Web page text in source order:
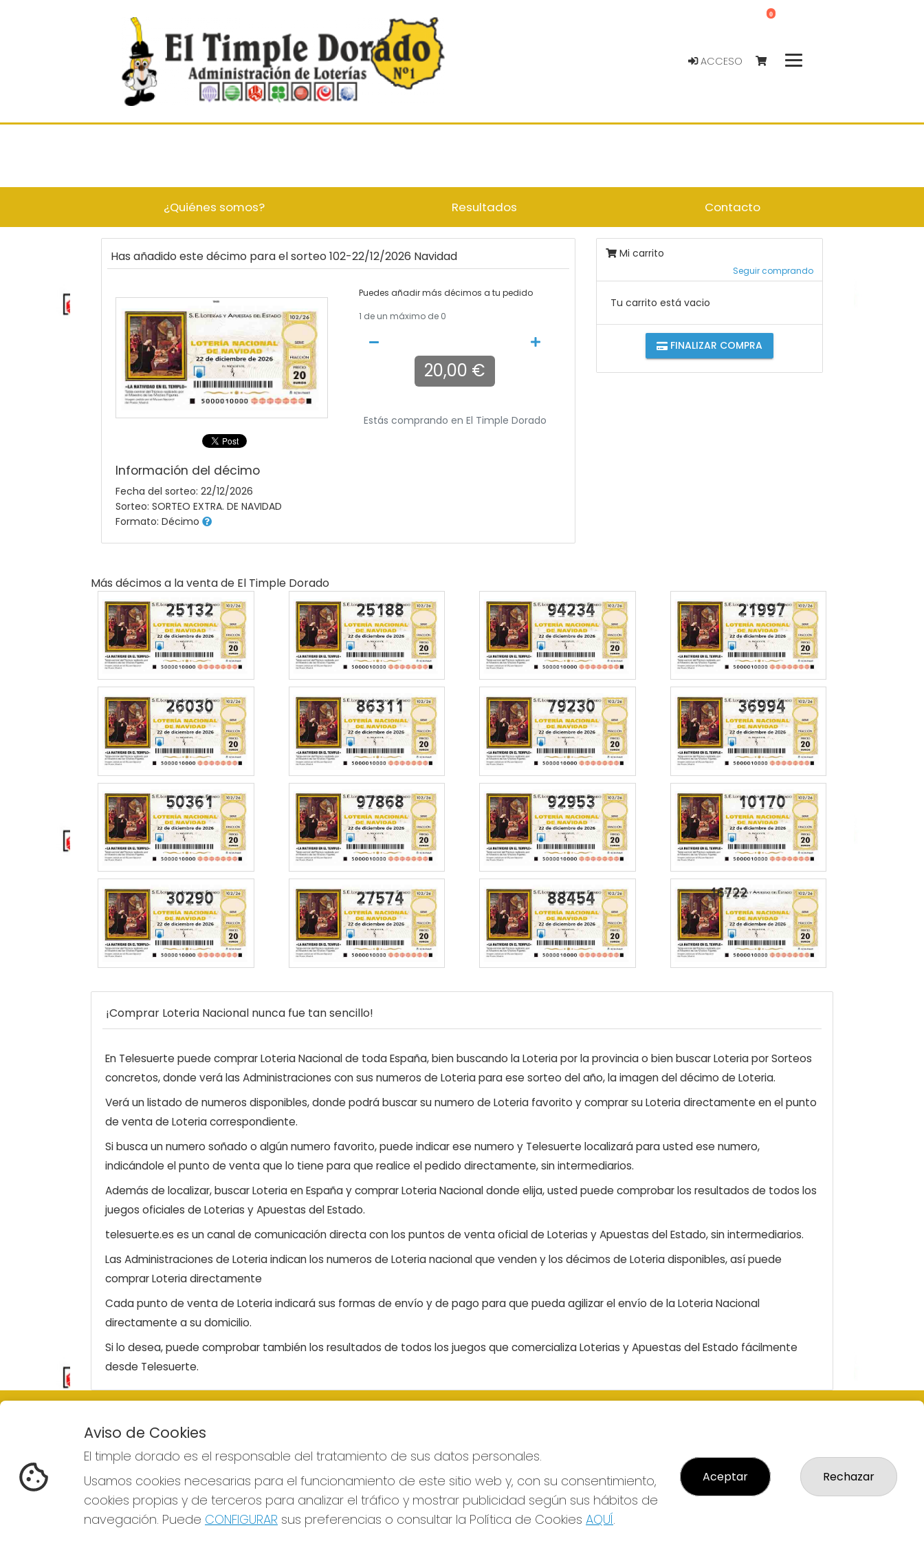
ACCESO
0
¿Quiénes somos? Resultados Contacto
Has añadido este décimo para el sorteo 102-22/12/2026 Navidad
18689
Información del décimo
Fecha del sorteo: 22/12/2026
Sorteo: SORTEO EXTRA. DE NAVIDAD
Formato: Décimo
Puedes añadir más décimos a tu pedido
1 de un máximo de 0
20,00 €
Estás comprando en El Timple Dorado
Mi carrito
Seguir comprando
Tu carrito está vacio
FINALIZAR COMPRA
Más décimos a la venta de El Timple Dorado
25132 25188 94234 21997
26030 86311 79230 36994
50361 97868 92953 10170
30290 27574 88454
¡Comprar Loteria Nacional nunca fue tan sencillo!
En Telesuerte puede comprar Loteria Nacional de toda España, bien buscando la Loteria por la provincia o bien buscar Loteria por Sorteos
concretos, donde verá las Administraciones con sus numeros de Loteria para ese sorteo del año, la imagen del décimo de Loteria.
Verá un listado de numeros disponibles, donde podrá buscar su numero de Loteria favorito y comprar su Loteria directamente en el punto
de venta de Loteria correspondiente.
Si busca un numero soñado o algún numero favorito, puede indicar ese numero y Telesuerte localizará para usted ese numero,
indicándole el punto de venta que lo tiene para que realice el pedido directamente, sin intermediarios.
Además de localizar, buscar Loteria en España y comprar Loteria Nacional donde elija, usted puede comprobar los resultados de todos los
juegos oficiales de Loterias y Apuestas del Estado.
telesuerte.es es un canal de comunicación directa con los puntos de venta oficial de Loterias y Apuestas del Estado, sin intermediarios.
Las Administraciones de Loteria indican los numeros de Loteria nacional que venden y los décimos de Loteria disponibles, así puede
comprar Loteria directamente
Cada punto de venta de Loteria indicará sus formas de envío y de pago para que pueda agilizar el envío de la Loteria Nacional
directamente a su domicilio.
Si lo desea, puede comprobar también los resultados de todos los juegos que comercializa Loterias y Apuestas del Estado fácilmente
desde Telesuerte.
EL TIMPLE DORADO
¿Quiénes somos?
Comprar lotería
Resultados
Empresas
Boletos digitales
Acceso
ADMINISTRACION DE LOTERIAS Nº1-
LAS PALMAS - Receptor Oficial
928317168
web@eltimpledorado.com
Calle Mendizábal 1 - Local 11, Las Palmas
Política de Privacidad
Política de Cookies
Condiciones de Compra
Aviso de Cookies
El timple dorado es el responsable del tratamiento de sus datos personales.
Usamos cookies necesarias para el funcionamiento de este sitio web y, con su consentimiento,
cookies propias y de terceros para analizar el tráfico y mostrar publicidad según sus hábitos de
navegación. Puede CONFIGURAR sus preferencias o consultar la Política de Cookies AQUÍ.
Aceptar Rechazar